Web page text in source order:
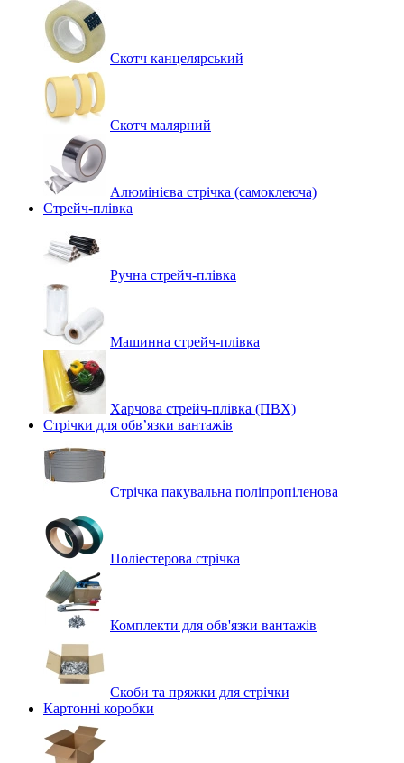
Скотч канцелярський
Скотч малярний
Алюмінієва стрічка (самоклеюча)
Стрейч-плівка
Ручна стрейч-плівка
Машинна стрейч‑плівка
Харчова стрейч-плівка (ПВХ)
Стрічки для обв’язки вантажів
Стрічка пакувальна поліпропіленова
Поліестерова стрічка
Комплекти для обв'язки вантажів
Скоби та пряжки для стрічки
Картонні коробки